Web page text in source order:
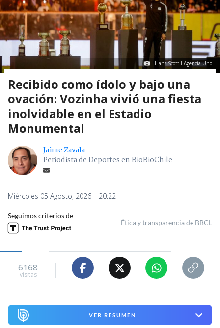
Hans Scott I Agencia Uno
Recibido como ídolo y bajo una
ovación: Vozinha vivió una fiesta
inolvidable en el Estadio
Monumental
Jaime Zavala
Periodista de Deportes en BioBioChile
Miércoles 05 Agosto, 2026 | 20:22
Seguimos criterios de
Ética y transparencia de BBCL
6168
visitas
VER RESUMEN